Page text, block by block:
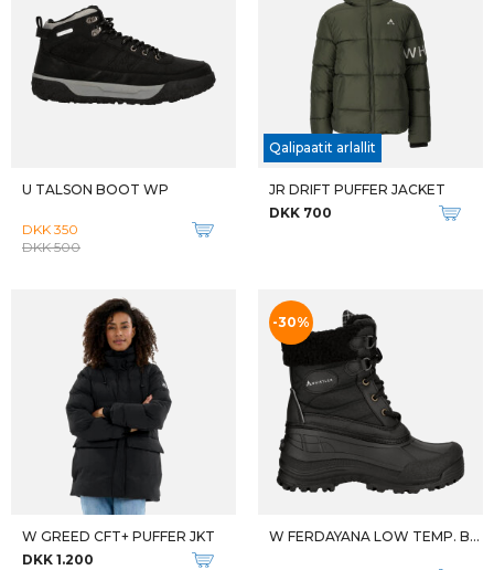
U TALSON BOOT WP
DKK 350
DKK 500
Qalipaatit arlallit
JR DRIFT PUFFER JACKET
DKK 700
W GREED CFT+ PUFFER JKT
DKK 1.200
-30%
W FERDAYANA LOW TEMP. BOOT